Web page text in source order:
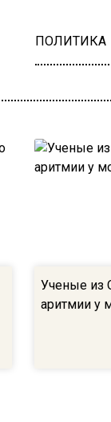
ПОЛИТИКА
Ученые из
аритмии у